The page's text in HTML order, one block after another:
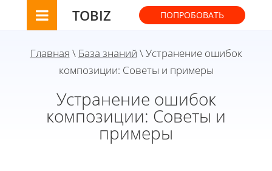
TOBIZ ПОПРОБОВАТЬ
Главная \ База знаний \ Устранение ошибок
композиции: Советы и примеры
Устранение ошибок
композиции: Советы и
примеры